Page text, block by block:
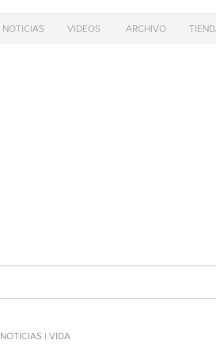
NOTICIAS VIDEOS ARCHIVO
NOTICIAS | VIDA